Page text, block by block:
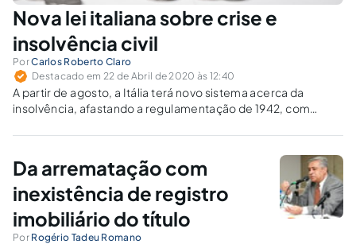
Nova lei italiana sobre crise e
insolvência civil
PorCarlos Roberto Claro
Destacado em 22 de Abril de 2020 às 12:40
A partir de agosto, a Itália terá novo sistema acerca da
insolvência, afastando a regulamentação de 1942, com
plúmbeos momentos de crise sanitária ora vivenciada por
todos, certamente não serão poucos os cidadãos a se valer
do instituto da insolvência civil.
Da arrematação com
inexistência de registro
imobiliário do título
Por Rogério Tadeu Romano